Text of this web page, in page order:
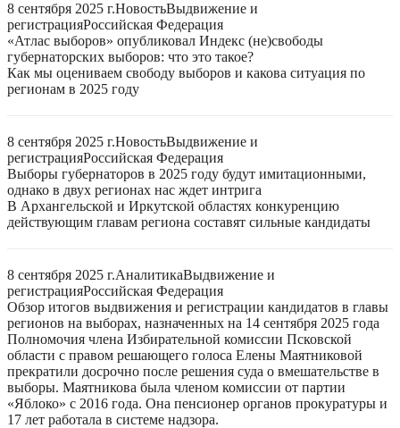
8 сентября 2025 г.НовостьВыдвижение и
регистрацияРоссийская Федерация
«Атлас выборов» опубликовал Индекс (не)свободы
губернаторских выборов: что это такое?
Как мы оцениваем свободу выборов и какова ситуация по
регионам в 2025 году
8 сентября 2025 г.НовостьВыдвижение и
регистрацияРоссийская Федерация
Выборы губернаторов в 2025 году будут имитационными,
однако в двух регионах нас ждет интрига
В Архангельской и Иркутской областях конкуренцию
действующим главам региона составят сильные кандидаты
8 сентября 2025 г.АналитикаВыдвижение и
регистрацияРоссийская Федерация
Обзор итогов выдвижения и регистрации кандидатов в главы
регионов на выборах, назначенных на 14 сентября 2025 года
Полномочия члена Избирательной комиссии Псковской
области с правом решающего голоса Елены Маятниковой
прекратили досрочно после решения суда о вмешательстве в
выборы. Маятникова была членом комиссии от партии
«Яблоко» с 2016 года. Она пенсионер органов прокуратуры и
17 лет работала в системе надзора.